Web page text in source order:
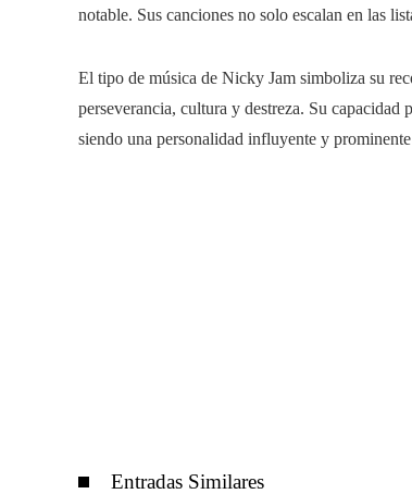
notable. Sus canciones no solo escalan en las
El tipo de música de Nicky Jam simboliza su
perseverancia, cultura y destreza. Su
siendo una personalidad influyente y
Entradas Similares